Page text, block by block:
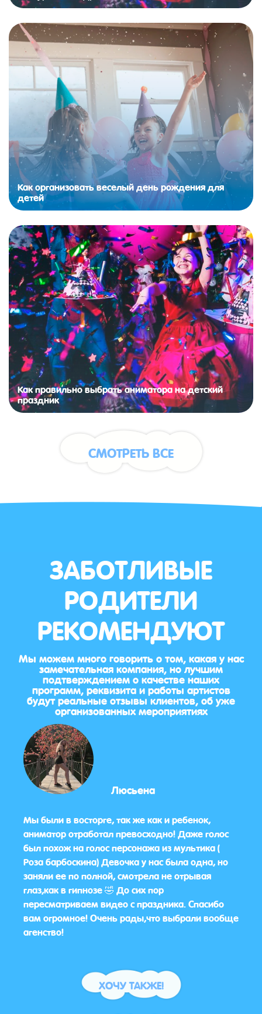
Как организовать веселый день рождения для
детей
Как правильно выбрать аниматора на детский
праздник
СМОТРЕТЬ ВСЕ
ЗАБОТЛИВЫЕ
РОДИТЕЛИ
РЕКОМЕНДУЮТ
Мы можем много говорить о том, какая у нас
замечательная компания, но лучшим
подтверждением о качестве наших
программ, реквизита и работы артистов
будут реальные отзывы клиентов, об уже
организованных мероприятиях
Люсьена
Мы были в восторге, так же как и ребенок,
аниматор отработал превосходно! Даже голос
был похож на голос персонажа из мультика (
Роза барбоскина) Девочка у нас была одна, но
заняли ее по полной, смотрела не отрывая
глаз,как в гипнозе 🤣 До сих пор
пересматриваем видео с праздника. Спасибо
вам огромное! Очень рады,что выбрали вообще
агенство!
ХОЧУ ТАКЖЕ!